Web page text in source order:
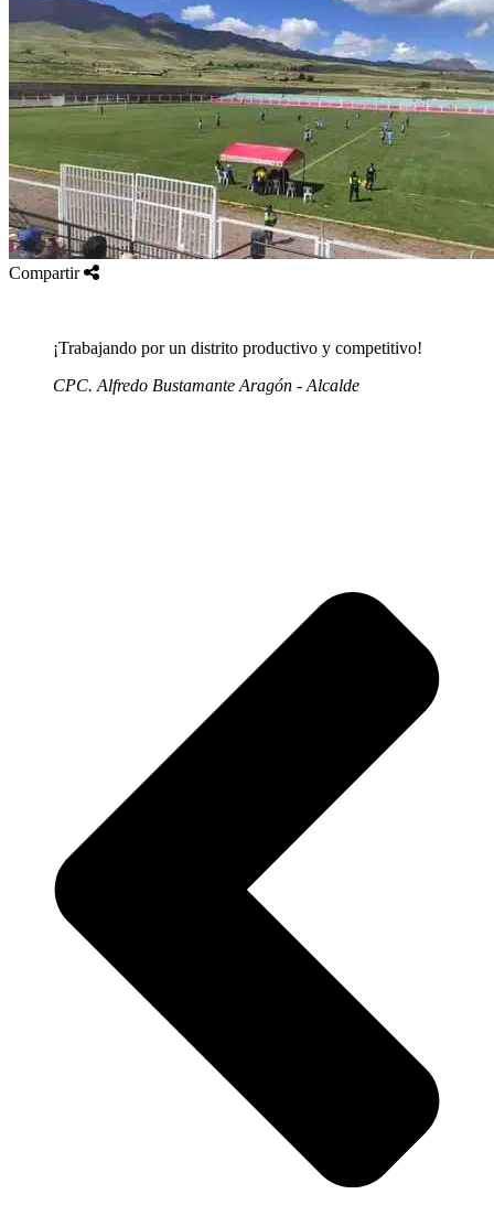
Compartir
¡Trabajando por un distrito productivo y competitivo!
CPC. Alfredo Bustamante Aragón - Alcalde